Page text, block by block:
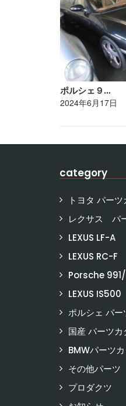
ポルシェ９…
2024年6月17日
category
トヨタ パー
レクサス パ
LEXUS LF-A
LEXUS RC-F
Porsche
LEXUS IS500
ポルシェ パ
国産 パーツカ
BMWパーツ
その他パーツ
プロダクツ